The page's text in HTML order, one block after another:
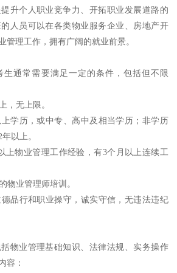
升个人职业竞争力、开拓职业发展道路的
人员可以在各类物业服务企业、房地产开
管理工作，拥有广阔的就业前景。
通常需要满足一定的条件，包括但不限
，无上限。
学历，或中专、高中及相当学历；非学历
以上。
上物业管理工作经验，有3个月以上连续工
物业管理师培训。
品行和职业操守，诚实守信，无违法违纪
物业管理基础知识、法律法规、实务操作
容：